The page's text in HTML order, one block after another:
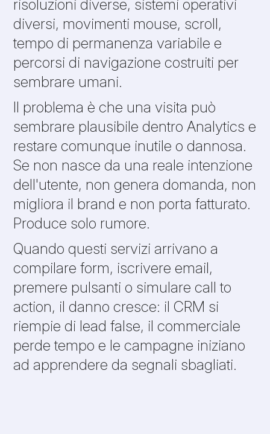
risoluzioni diverse, sistemi operativi
diversi, movimenti mouse, scroll,
tempo di permanenza variabile e
percorsi di navigazione costruiti per
sembrare umani.
Il problema è che una visita può
sembrare plausibile dentro Analytics e
restare comunque inutile o dannosa.
Se non nasce da una reale intenzione
dell'utente, non genera domanda, non
migliora il brand e non porta fatturato.
Produce solo rumore.
Quando questi servizi arrivano a
compilare form, iscrivere email,
premere pulsanti o simulare call to
action, il danno cresce: il CRM si
riempie di lead false, il commerciale
perde tempo e le campagne iniziano
ad apprendere da segnali sbagliati.